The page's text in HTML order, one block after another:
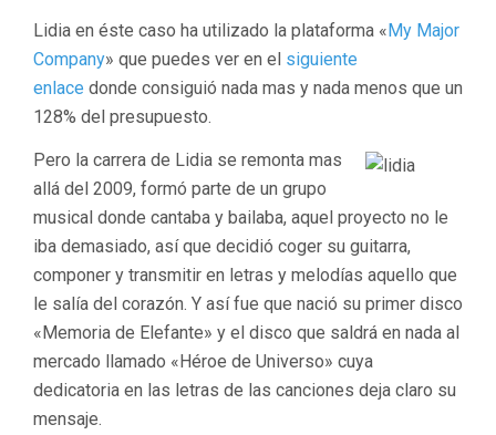
Lidia en éste caso ha utilizado la plataforma « My Major
Company» que puedes ver en el siguiente
enlace donde consiguió nada mas y nada menos que un
128% del presupuesto.
Pero la carrera de Lidia se remonta mas
allá del 2009, formó parte de un grupo
musical donde cantaba y bailaba, aquel proyecto no le
iba demasiado, así que decidió coger su guitarra,
componer y transmitir en letras y melodías aquello que
le salía del corazón. Y así fue que nació su primer disco
«Memoria de Elefante» y el disco que saldrá en nada al
mercado llamado «Héroe de Universo» cuya
dedicatoria en las letras de las canciones deja claro su
mensaje.